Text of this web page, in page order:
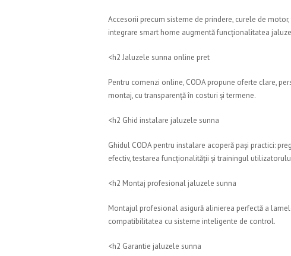
Accesorii precum sisteme de prindere, curele de
integrare smart home augmentă funcționalitatea
<h2 Jaluzele sunna online pret
Pentru comenzi online, CODA propune oferte clare,
montaj, cu transparență în costuri și termene.
<h2 Ghid instalare jaluzele sunna
Ghidul CODA pentru instalare acoperă pași practici:
efectiv, testarea funcționalității și trainingul
<h2 Montaj profesional jaluzele sunna
Montajul profesional asigură alinierea perfectă a
compatibilitatea cu sisteme inteligente de control.
<h2 Garantie jaluzele sunna